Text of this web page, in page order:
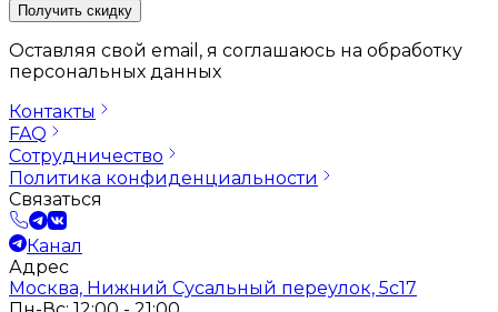
Получить скидку
Оставляя свой email, я соглашаюсь на обработку
персональных данных
Контакты
FAQ
Сотрудничество
Политика конфиденциальности
Связаться
Канал
Адрес
Москва, Нижний Сусальный переулок, 5с17